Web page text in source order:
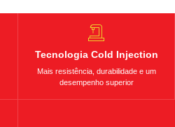
Tecnologia Cold Injection
Mais resistência, durabilidade e um
desempenho superior